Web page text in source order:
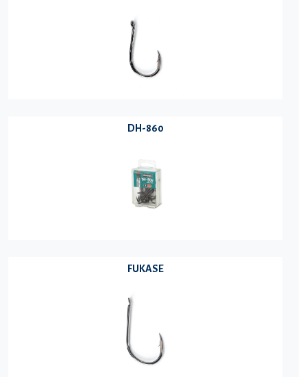
DH-860
FUKASE